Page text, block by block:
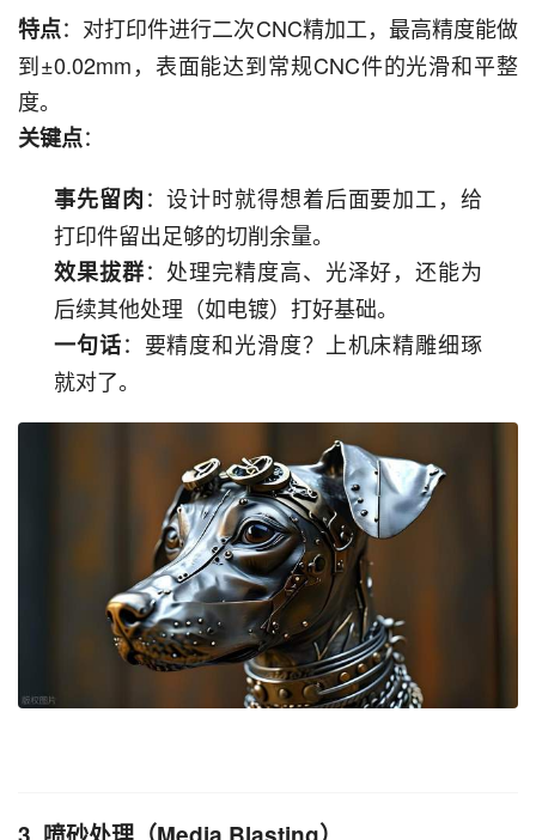
特点：对打印件进行二次CNC精加工，最高精度能做
到±0.02mm，表面能达到常规CNC件的光滑和平整
度。
关键点：
事先留肉：设计时就得想着后面要加工，给
打印件留出足够的切削余量。
效果拔群：处理完精度高、光泽好，还能为
后续其他处理（如电镀）打好基础。
一句话：要精度和光滑度？上机床精雕细琢
就对了。